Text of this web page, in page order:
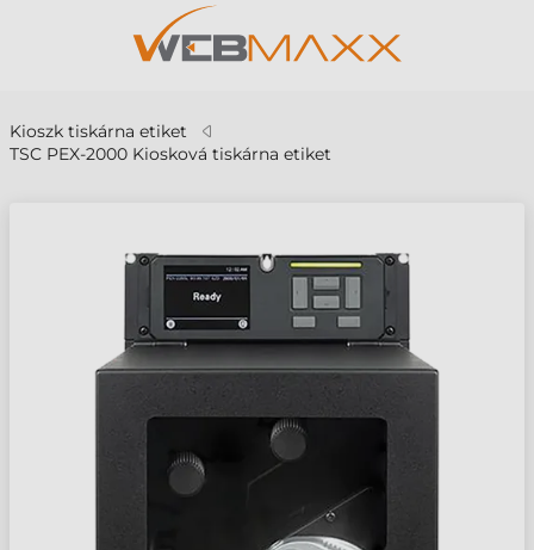
Kioszk tiskárna etiket
TSC PEX-2000 Kiosková tiskárna etiket